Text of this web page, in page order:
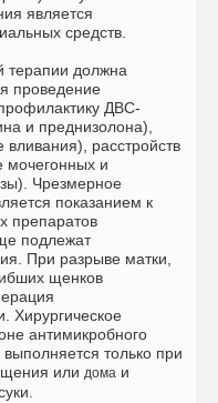
является
средств.
терапии должна
проведение
ДВС-
и преднизолона),
расстройств
мочегонных и
Чрезмерное
показанием к
препаратов
подлежат
При разрыве матки,
щенков
Хирургическое
антимикробного
только при
или дома и